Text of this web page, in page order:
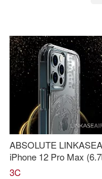
William(83)
Till(82)
Smith(80)
Nick(79)
中國礦業大學出
中國中醫藥出版
中國農業大學
浙江大學出版
ABSOLUTE
iPhone 12 Pro Max
電子蝕刻技術防摔抗變
3C